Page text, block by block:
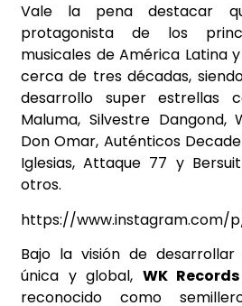
Vale la pena destacar
protagonista de los
musicales de América Latina
cerca de tres décadas,
desarrollo super estrellas
Maluma, Silvestre Dangond,
Don Omar, Auténticos
Iglesias, Attaque 77 y
otros.
https://www.instagram.com/
Bajo la visión de
única y global, WK Records
reconocido como